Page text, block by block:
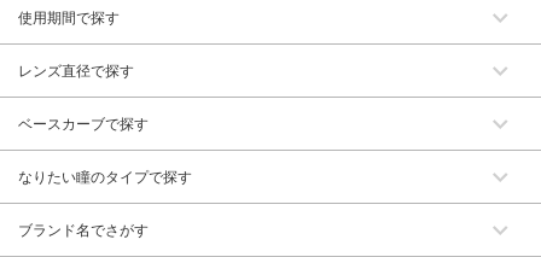
使用期間で探す
レンズ直径で探す
ベースカーブで探す
なりたい瞳のタイプで探す
ブランド名でさがす